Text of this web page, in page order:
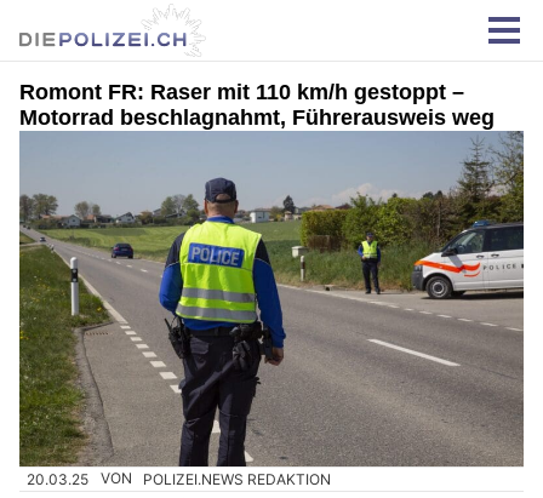
Romont FR: Raser mit 110 km/h gestoppt –
Motorrad beschlagnahmt, Führerausweis weg
20.03.25 VON POLIZEI.NEWS REDAKTION